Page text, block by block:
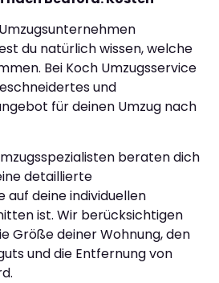
du natürlich wissen, welche
Bei Koch Umzugsservice
und
für deinen Umzug nach
beraten dich
detaillierte
auf deine individuellen
ist. Wir berücksichtigen
Größe deiner Wohnung, den
und die Entfernung von